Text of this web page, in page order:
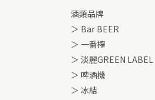
酒類品牌
＞ Bar BEER
＞ 一番搾
＞ 淡麗GREEN LABEL
＞ 啤酒機
＞ 冰結